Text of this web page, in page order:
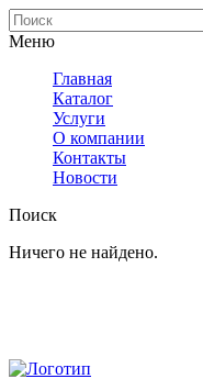
Меню
Главная
Каталог
Услуги
О компании
Контакты
Новости
Поиск
Ничего не найдено.